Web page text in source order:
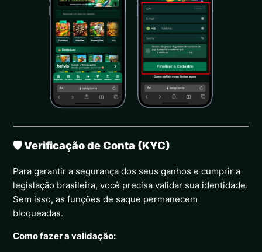
🛡️ Verificação de Conta (KYC)
Para garantir a segurança dos seus ganhos e cumprir a
legislação brasileira, você precisa validar sua identidade.
Sem isso, as funções de saque permanecem
bloqueadas.
Como fazer a validação: